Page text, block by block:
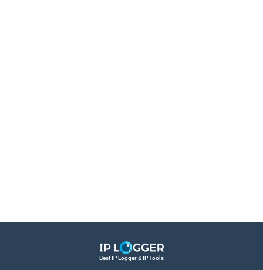
Best IP Logger & IP Tools